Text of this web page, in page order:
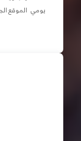
يومي الموقع